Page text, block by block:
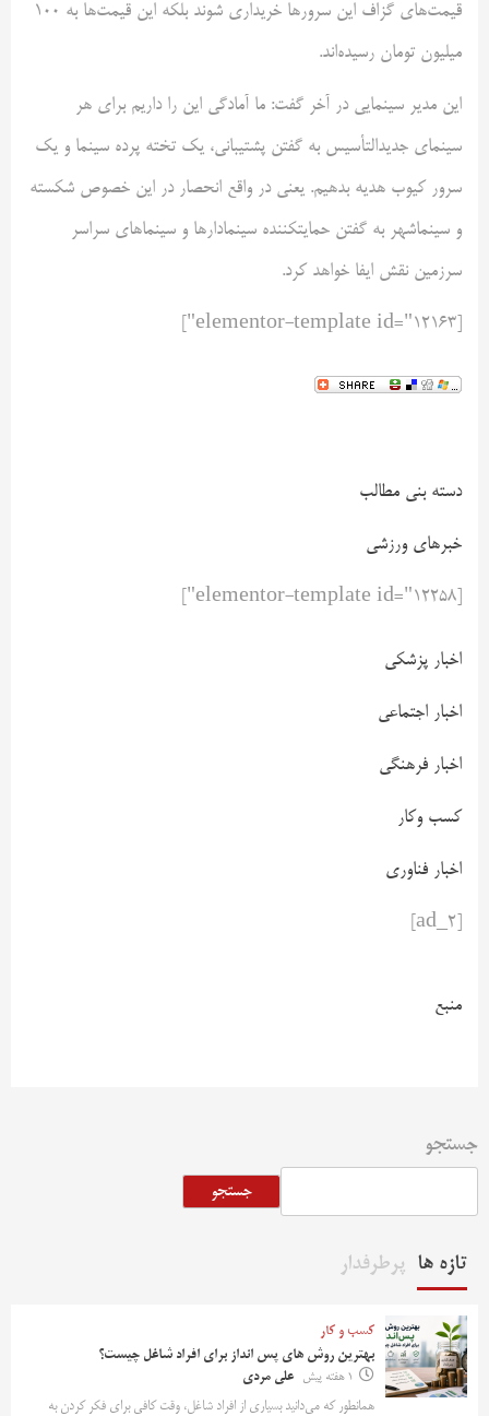
قیمت‌های گزاف این سرورها خریداری شوند بلکه این قیمت‌ها به ۱۰۰
میلیون تومان رسیده‌اند.
این مدیر سینمایی در آخر گفت: ما آمادگی این را داریم برای هر
سینمای جدیدالتأسیس به گفتن پشتیبانی، یک تخته پرده سینما و یک
سرور کیوب هدیه بدهیم. یعنی در واقع انحصار در این خصوص شکسته
و سینماشهر به گفتن حمایتکننده سینمادارها و سینماهای سراسر
سرزمین نقش ایفا خواهد کرد.
دسته بنی مطالب
خبرهای ورزشی
اخبار پزشکی
اخبار اجتماعی
اخبار فرهنگی
کسب وکار
اخبار فناوری
منبع
جستجو
جستجو
تازه ها پرطرفدار
کسب و کار
بهترین روش‌ های پس‌ انداز برای افراد شاغل چیست؟
1 هفته پیش
علی مردی
همانطور که می‌دانید بسیاری از افراد شاغل، وقت کافی برای فکر کردن به